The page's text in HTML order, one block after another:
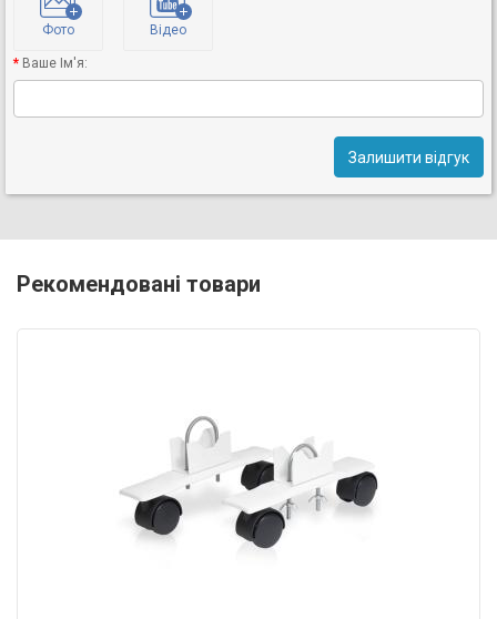
Фото Відео
Ваше Ім'я:
Залишити відгук
Рекомендовані товари